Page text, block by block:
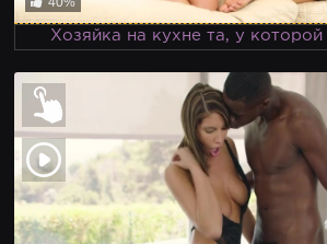
Хозяйка на кухне та, у которой